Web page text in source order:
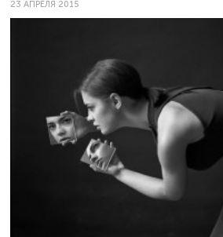
23 АПРЕЛЯ 2015